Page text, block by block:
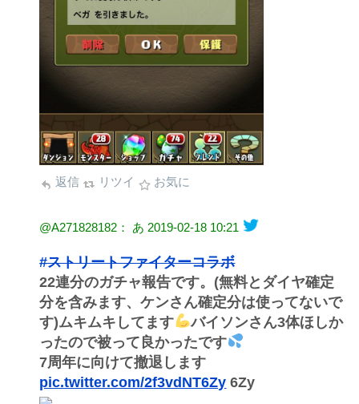
返信 リツイ お気に
@A271828182： あ 2019-02-18 10:21
#ストリートファイターコラボ
22連分のガチャ報告です。(無料とダイヤ確定
分を含みます、ケンさん確定分は使ってないで
す)ムキムキしてます
バイソンさん3体ほしか
ったので被って良かったです
7周年に向けて撤退します
pic.twitter.com/2f3vdNT6Zy 6Zy